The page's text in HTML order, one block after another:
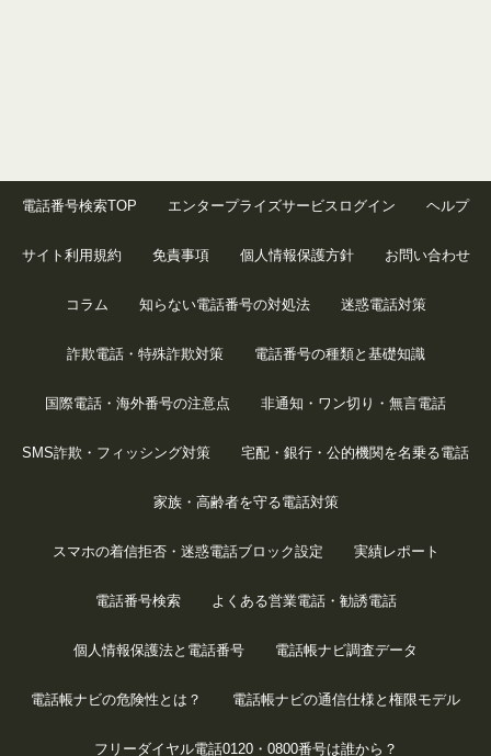
電話番号検索TOP エンタープライズサービスログイン ヘルプ
サイト利用規約 免責事項 個人情報保護方針 お問い合わせ
コラム 知らない電話番号の対処法 迷惑電話対策
詐欺電話・特殊詐欺対策 電話番号の種類と基礎知識
国際電話・海外番号の注意点 非通知・ワン切り・無言電話
SMS詐欺・フィッシング対策 宅配・銀行・公的機関を名乗る電話
家族・高齢者を守る電話対策
スマホの着信拒否・迷惑電話ブロック設定 実績レポート
電話番号検索 よくある営業電話・勧誘電話
個人情報保護法と電話番号 電話帳ナビ調査データ
電話帳ナビの危険性とは？ 電話帳ナビの通信仕様と権限モデル
フリーダイヤル電話0120・0800番号は誰から？